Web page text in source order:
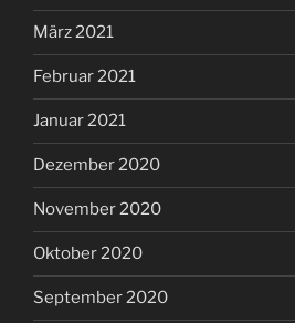
März 2021
Februar 2021
Januar 2021
Dezember 2020
November 2020
Oktober 2020
September 2020